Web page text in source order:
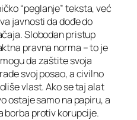
“peglanje” teksta, već
javnosti da dođe do
Slobodan pristup
pravna norma – to je
da zaštite svoja
svoj posao, a civilno
vlast. Ako se taj alat
ostaje samo na papiru, a
borba protiv korupcije.